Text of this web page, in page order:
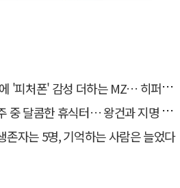
폰' 감성 더하는 MZ… 히퍼와 줄이어폰
달콤한 휴식터… 왕건과 지명 산책
존자는 5명, 기억하는 사람은 늘었다